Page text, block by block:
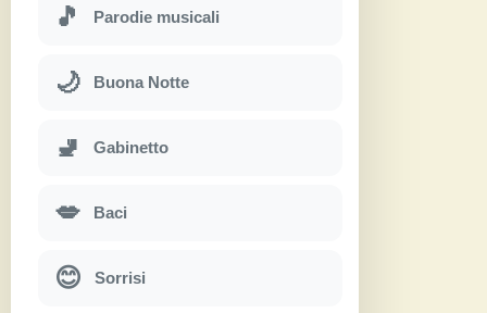
🎵 Parodie musicali
🌙 Buona Notte
🚽 Gabinetto
💋 Baci
😊 Sorrisi